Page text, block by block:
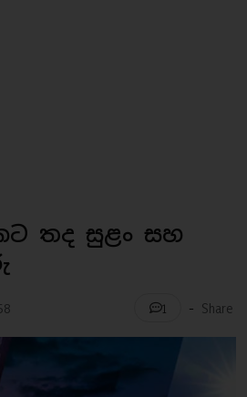
තද සුළං සහ
1 - Share